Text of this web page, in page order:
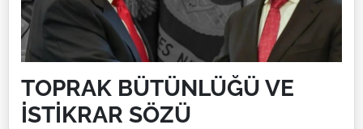
TOPRAK BÜTÜNLÜĞÜ VE
İSTİKRAR SÖZÜ